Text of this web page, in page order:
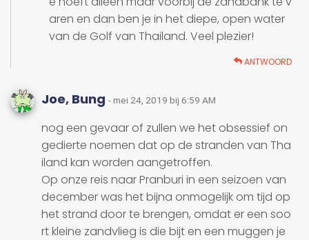
aren en dan ben je in het diepe, open water
van de Golf van Thailand. Veel plezier!
ANTWOORD
Joe, Bung - mei 24, 2019 bij 6:59 AM
nog een gevaar of zullen we het obsessief on
gedierte noemen dat op de stranden van Tha
iland kan worden aangetroffen.
Op onze reis naar Pranburi in een seizoen van
december was het bijna onmogelijk om tijd op
het strand door te brengen, omdat er een soo
rt kleine zandvlieg is die bijt en een muggen je